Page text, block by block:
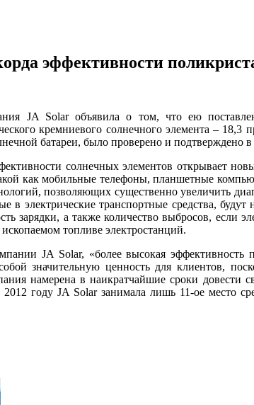
эффективности
JA Solar объявила о том, что ею
кремниевого солнечного элемента –
батареи, было проверено и подтверждено
солнечных элементов открывает
как мобильные телефоны, планшетные
позволяющих существенно увеличить
в электрические транспортные средства,
зарядки, а также количество выбросов, если
топливе электростанций.
JA Solar, «более высокая эффективность
значительную ценность для клиентов,
намерена в наикратчайшие сроки довести
году JA Solar занимала лишь 11-ое место